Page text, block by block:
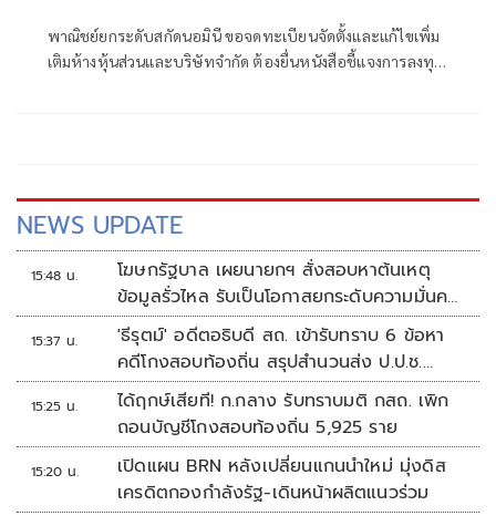
พาณิชย์ยกระดับสกัดนอมินี ขอจดทะเบียนจัดตั้งและแก้ไขเพิ่ม
เติมห้างหุ้นส่วนและบริษัทจำกัด ต้องยื่นหนังสือชี้แจงการลงทุน
NEWS UPDATE
15:48 น.
โฆษกรัฐบาล เผยนายกฯ สั่งสอบหาต้นเหตุ
ข้อมูลรั่วไหล รับเป็นโอกาสยกระดับความมั่นคง
ปลอดภัยข้อมูลภาครัฐทั้งระบบ
15:37 น.
'ธีรุตม์' อดีตอธิบดี สถ. เข้ารับทราบ 6 ข้อหา
คดีโกงสอบท้องถิ่น สรุปสำนวนส่ง ป.ป.ช.
สัปดาห์หน้า
15:25 น.
ได้ฤกษ์เสียที! ก.กลาง รับทราบมติ กสถ. เพิก
ถอนบัญชีโกงสอบท้องถิ่น 5,925 ราย
15:20 น.
เปิดแผน BRN หลังเปลี่ยนแกนนำใหม่ มุ่งดิส
เครดิตกองกำลังรัฐ-เดินหน้าผลิตแนวร่วม